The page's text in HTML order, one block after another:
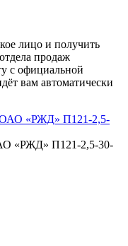
лицо и получить
продаж
с официальной
вам автоматически
«РЖД» П121-2,5-30-